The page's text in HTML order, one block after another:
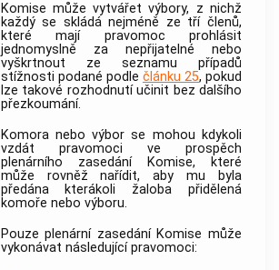
Komise může vytvářet výbory, z nichž
každý se skládá nejméně ze tří členů,
které mají pravomoc prohlásit
jednomyslně za nepřijatelné nebo
vyškrtnout ze seznamu případů
stížnosti podané podle článku 25, pokud
lze takové rozhodnutí učinit bez dalšího
přezkoumání.
Komora nebo výbor se mohou kdykoli
vzdát pravomoci ve prospěch
plenárního zasedání Komise, které
může rovněž nařídit, aby mu byla
předána kterákoli žaloba přidělená
komoře nebo výboru.
Pouze plenární zasedání Komise může
vykonávat následující pravomoci: